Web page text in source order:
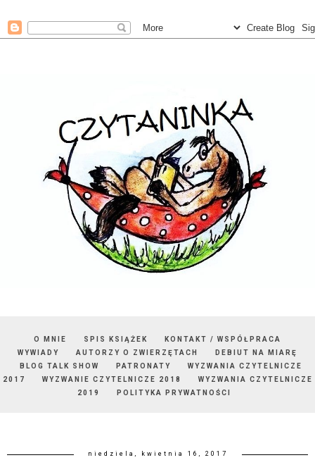
O MNIE SPIS KSIĄŻEK
KONTAKT / WSPÓŁPRACA
WYWIADY
AUTORZY O ZWIERZĘTACH
DEBIUT NA MIARĘ
BLOG TALK SHOW
PATRONATY
WYZWANIA CZYTELNICZE
2017
WYZWANIE CZYTELNICZE 2018
WYZWANIA CZYTELNICZE
2019
POLITYKA PRYWATNOŚCI
niedziela, kwietnia 16, 2017